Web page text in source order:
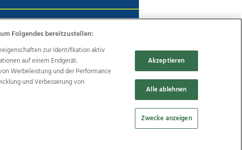
Ehrenkodex Politische Werbung
OÖN Reise
Promenaden Galerien
Folgendes bereitzustellen:
zur Identifikation aktiv
auf einem Endgerät.
Werbeleistung und der Performance
und Verbesserung von
Akzeptieren
Alle ablehnen
Zwecke anzeigen